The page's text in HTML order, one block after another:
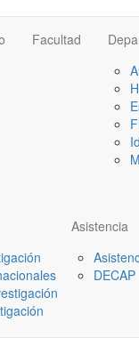
Facultad
Asistencia
DECAP